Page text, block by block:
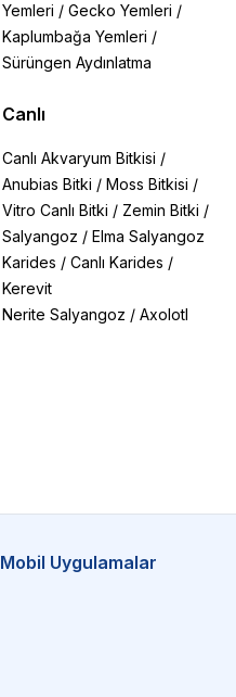
Yemleri / Gecko Yemleri /
Kaplumbağa Yemleri /
Sürüngen Aydınlatma
Canlı
Canlı Akvaryum Bitkisi /
Anubias Bitki / Moss Bitkisi /
Vitro Canlı Bitki / Zemin Bitki /
Salyangoz / Elma Salyangoz
Karides / Canlı Karides /
Kerevit
Nerite Salyangoz / Axolotl
Mobil Uygulamalar